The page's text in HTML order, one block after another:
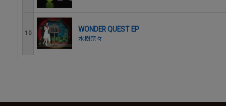
10 WONDER QUEST EP
水樹奈々